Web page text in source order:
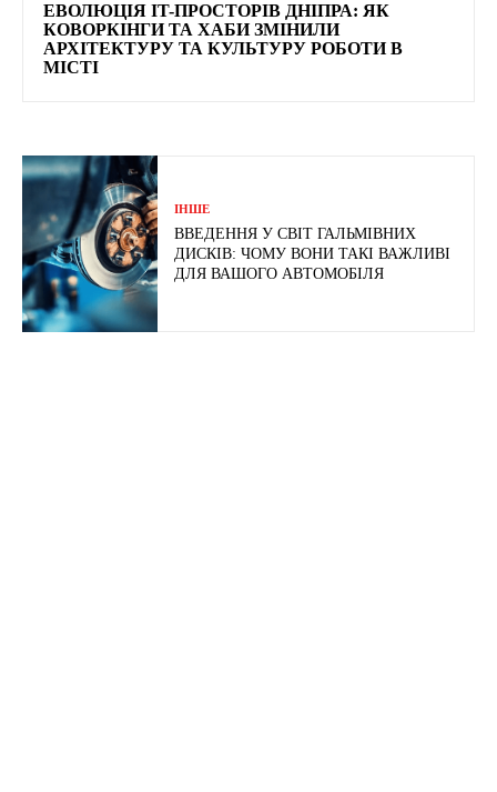
ЕВОЛЮЦІЯ IT-ПРОСТОРІВ ДНІПРА: ЯК
КОВОРКІНГИ ТА ХАБИ ЗМІНИЛИ
АРХІТЕКТУРУ ТА КУЛЬТУРУ РОБОТИ В
МІСТІ
ІНШЕ
ВВЕДЕННЯ У СВІТ ГАЛЬМІВНИХ
ДИСКІВ: ЧОМУ ВОНИ ТАКІ ВАЖЛИВІ
ДЛЯ ВАШОГО АВТОМОБІЛЯ